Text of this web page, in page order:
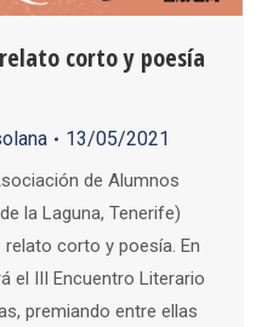
corto y poesía
13/05/2021
de Alumnos
la Laguna, Tenerife)
corto y poesía. En
el III Encuentro Literario
premiando entre ellas